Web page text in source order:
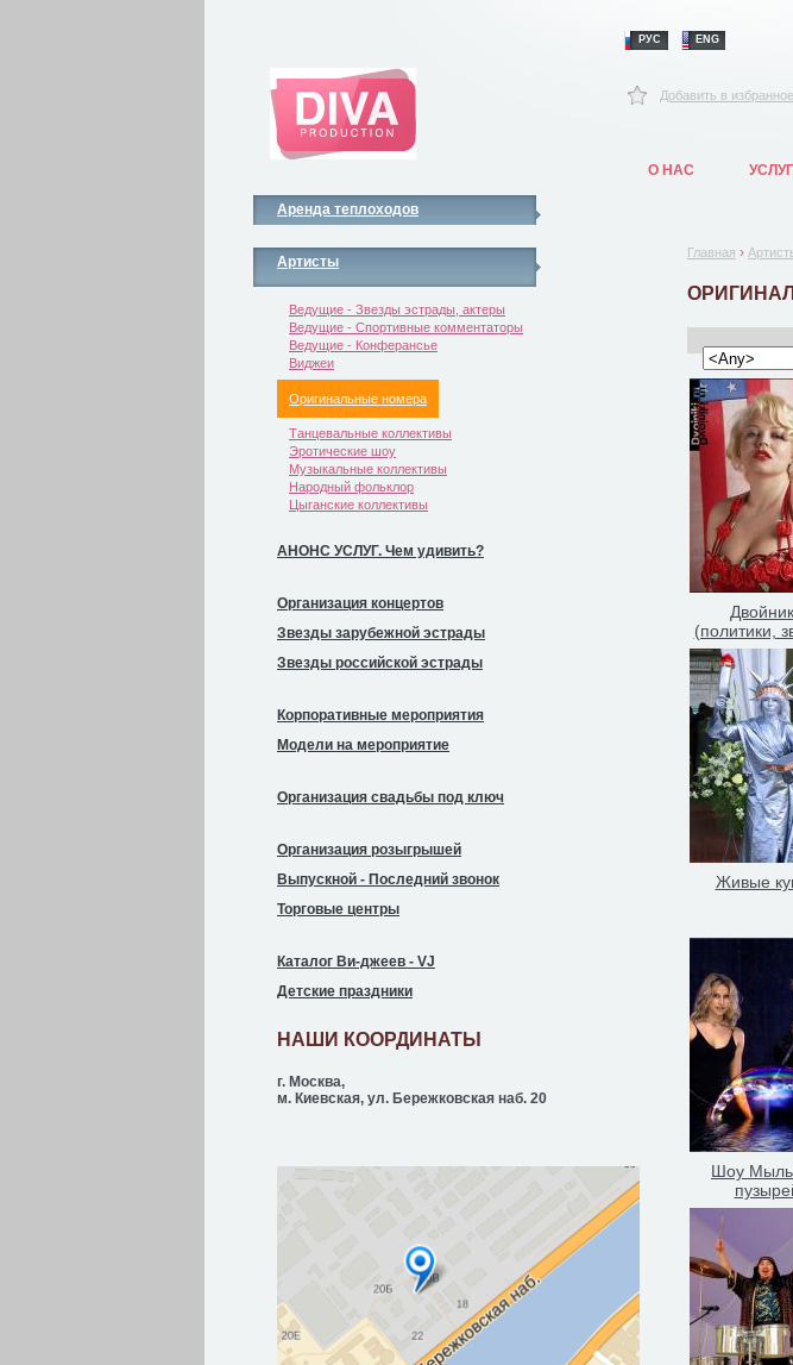
РУС ENG
Добавить в избранное
О НАС
Главная ›
(политики,
Живые
Шоу
Аренда теплоходов
Артисты
Ведущие - Звезды эстрады, актеры
Ведущие - Спортивные комментаторы
Ведущие - Конферансье
Виджеи
Оригинальные номера
Танцевальные коллективы
Эротические шоу
Музыкальные коллективы
Народный фольклор
Цыганские коллективы
АНОНС УСЛУГ. Чем удивить?
Организация концертов
Звезды зарубежной эстрады
Звезды российской эстрады
Корпоративные мероприятия
Модели на мероприятие
Организация свадьбы под ключ
Организация розыгрышей
Выпускной - Последний звонок
Торговые центры
Каталог Ви-джеев - VJ
Детские праздники
НАШИ КООРДИНАТЫ
г. Москва,
м. Киевская, ул. Бережковская наб. 20